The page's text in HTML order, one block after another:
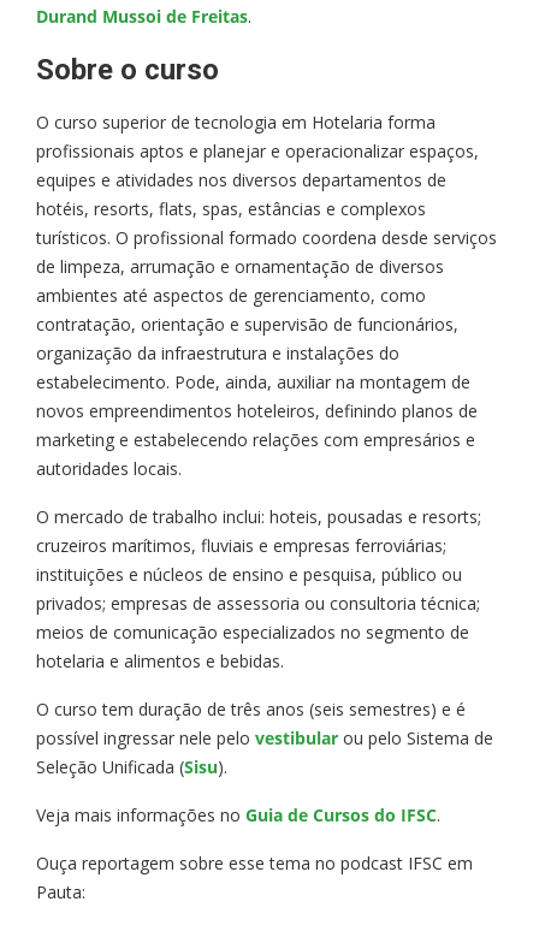
Durand Mussoi de Freitas.
Sobre o curso
O curso superior de tecnologia em Hotelaria forma
profissionais aptos e planejar e operacionalizar espaços,
equipes e atividades nos diversos departamentos de
hotéis, resorts, flats, spas, estâncias e complexos
turísticos. O profissional formado coordena desde serviços
de limpeza, arrumação e ornamentação de diversos
ambientes até aspectos de gerenciamento, como
contratação, orientação e supervisão de funcionários,
organização da infraestrutura e instalações do
estabelecimento. Pode, ainda, auxiliar na montagem de
novos empreendimentos hoteleiros, definindo planos de
marketing e estabelecendo relações com empresários e
autoridades locais.
O mercado de trabalho inclui: hoteis, pousadas e resorts;
cruzeiros marítimos, fluviais e empresas ferroviárias;
instituições e núcleos de ensino e pesquisa, público ou
privados; empresas de assessoria ou consultoria técnica;
meios de comunicação especializados no segmento de
hotelaria e alimentos e bebidas.
O curso tem duração de três anos (seis semestres) e é
possível ingressar nele pelo vestibular ou pelo Sistema de
Seleção Unificada (Sisu).
Veja mais informações no Guia de Cursos do IFSC.
Ouça reportagem sobre esse tema no podcast IFSC em
Pauta: